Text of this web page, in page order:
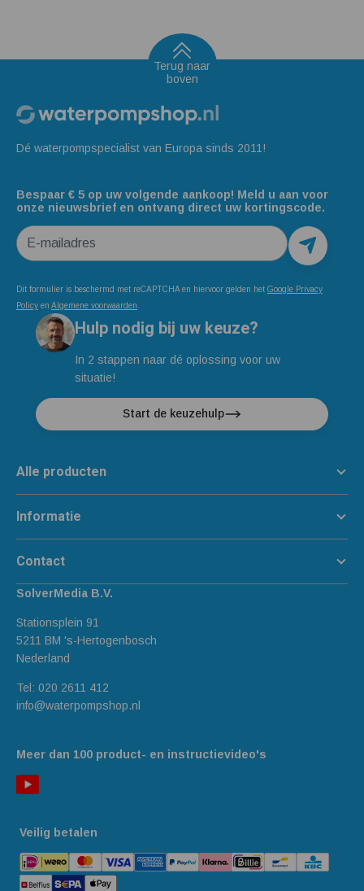
Terug naar
boven
Dé waterpompspecialist van Europa sinds 2011!
Bespaar € 5 op uw volgende aankoop! Meld u aan voor
onze nieuwsbrief en ontvang direct uw kortingscode.
E-mailadres
Dit formulier is beschermd met reCAPTCHA en hiervoor gelden het Google Privacy
Policy en Algemene voorwaarden
Hulp nodig bij uw keuze?
In 2 stappen naar dé oplossing voor uw
situatie!
Start de keuzehulp
Meer dan 100 product- en instructievideo's
Alle producten
Informatie
Contact
SolverMedia B.V.
Stationsplein 91
5211 BM 's-Hertogenbosch
Nederland
Tel: 020 2611 412
info@waterpompshop.nl
Veilig betalen